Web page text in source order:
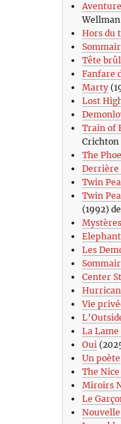
Wellman
Hors du
Tête
Fanfare
Marty
Lost
Train of
Crichton
The
Derrière
Twin
Twin
(1992)
Les
Center
Vie
La
Oui
Un poète
The Nice
Miroirs
Le
Nouvelle